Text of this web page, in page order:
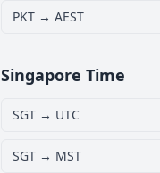
PKT → AEST
Singapore Time
SGT → UTC
SGT → MST